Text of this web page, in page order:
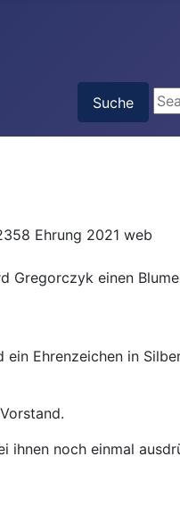
Suche
Gregorczyk einen
Ehrenzeichen in
ihnen noch einmal